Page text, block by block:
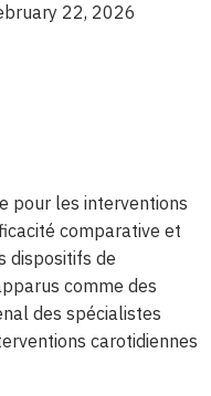
22, 2026
pour les interventions
comparative et
dispositifs de
comme des
des spécialistes
carotidiennes